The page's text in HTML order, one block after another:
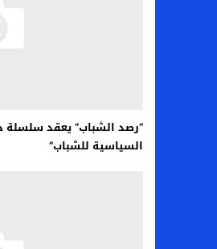
“رصد الشباب” يعقد سلسلة
السياسية للشباب”